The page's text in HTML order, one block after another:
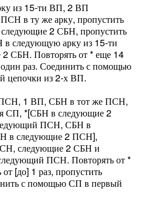
из 15-ти ВП, 2 ВП
в ту же арку, пропустить
2 СБН, пропустить
следующую арку из 15-ти
СБН. Повторять от * еще 14
один раз. Соединить с помощью
цепочки из 2-х ВП.
1 ВП, СБН в тот же ПСН,
СП, *[СБН в следующие 2
ПСН, СБН в
в следующие 2 ПСН],
следующие 2 СБН и
ПСН. Повторять от *
[до] 1 раз, пропустить
с помощью СП в первый